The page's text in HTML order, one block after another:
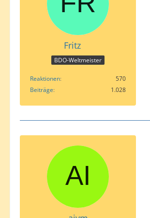
Fritz
BDO-Weltmeister
Reaktionen
570
Beiträge
1.028